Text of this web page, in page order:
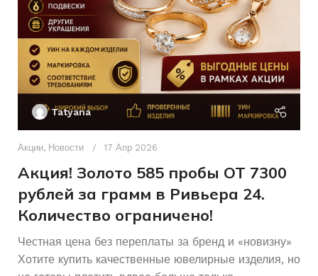
ХАРАКТЕРИСТИКА КАМНЯ
4Кр57-
0,08
5/6
ДЛЯ КОГО Женщинам
СОСТОЯНИЕ Б/У
СОСТОЯНИЕ
Tatyana
Акции, Новости 17 Апр 2026
Акция! Золото 585 пробы ОТ 7300
рублей за грамм в Ривьера 24.
Количество ограничено!
Честная цена без переплаты за бренд и «новизну»
Хотите купить качественные ювелирные изделия, но